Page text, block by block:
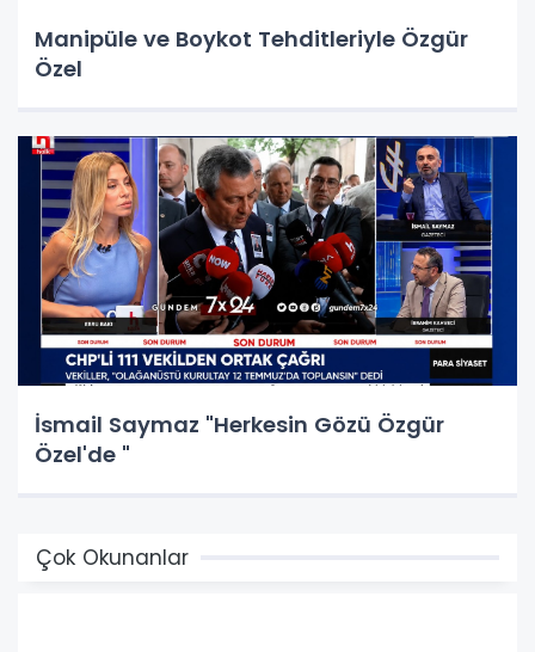
Manipüle ve Boykot Tehditleriyle Özgür
Özel
İsmail Saymaz "Herkesin Gözü Özgür
Özel'de "
Çok Okunanlar